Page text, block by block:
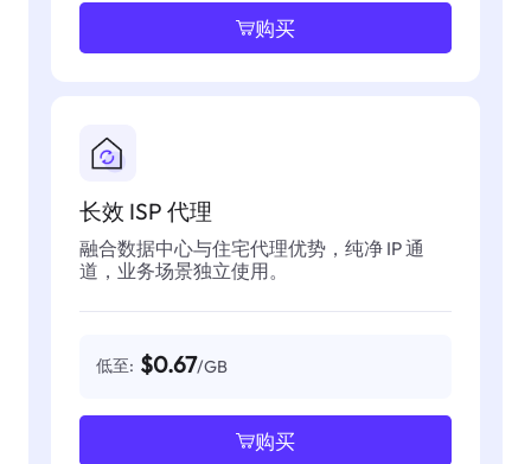
购买
长效 ISP 代理
融合数据中心与住宅代理优势，纯净 IP 通
道，业务场景独立使用。
低至: $0.67/GB
购买